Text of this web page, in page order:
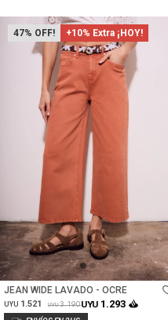
47 +10% Extra ¡HOY!
Talle
JEAN WIDE LAVADO - OCRE
UYU 1.521 UYU 3.190UYU 1.293